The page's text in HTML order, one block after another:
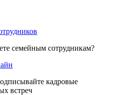
семейным сотрудникам?
кадровые
встреч